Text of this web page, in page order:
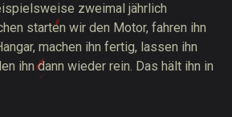
zweimal jährlich
starten wir den Motor, fahren ihn
machen ihn fertig, lassen ihn
ihn dann wieder rein. Das hält ihn in